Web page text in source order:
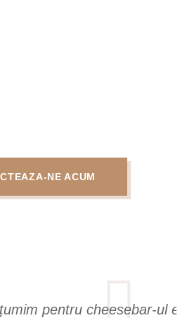
NE ACUM
ul excepțional de